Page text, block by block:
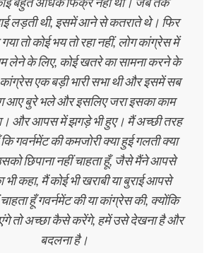
लड़ती थी, इसमें आने से कतराते थे। फिर
तो कोई भय तो रहा नहीं, लोग कांग्रेस में
लेने के लिए, कोई खतरे का सामना करने के
एक बड़ी भारी सभा थी और इसमें सब
आए बुरे भले और इसलिए जरा इसका काम
और आपस में झगड़े भी हुए। मैं अच्छी तरह
गवर्नमेंट की कमजोरी क्या हुई गलती क्या
छिपाना नहीं चाहता हूँ, जैसे मैंने आपसे
भी कहा, मैं कोई भी खराबी या बुराई आपसे
चाहता हूँ गवर्नमेंट की या कांग्रेस की, क्योंकि
तो अच्छा कैसे करेंगे, हमें उसे देखना है और
बदलना है।